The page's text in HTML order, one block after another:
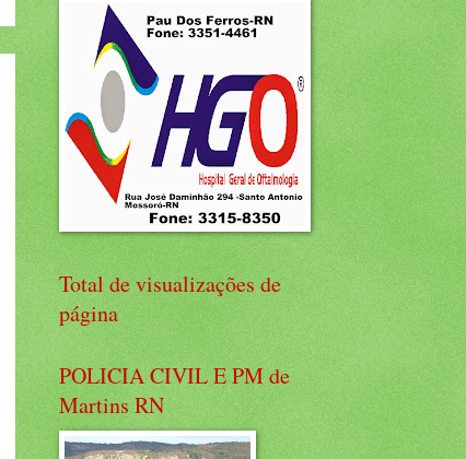
Total de visualizações de
página
POLICIA CIVIL E PM de
Martins RN